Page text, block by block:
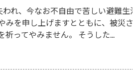
れ、今なお不自由で苦しい避難
みを申し上げますとともに、被災
ってやみません。 そうした...